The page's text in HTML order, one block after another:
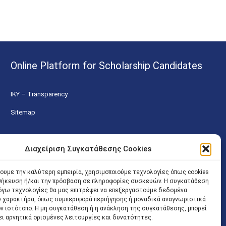
Διαχείριση Συγκατάθεσης Cookies
την καλύτερη εμπειρία, χρησιμοποιούμε τεχνολογίες όπως cookies
ή/και την πρόσβαση σε πληροφορίες συσκευών. Η συγκατάθεση
τεχνολογίες θα μας επιτρέψει να επεξεργαστούμε δεδομένα
όπως συμπεριφορά περιήγησης ή μοναδικά αναγνωριστικά
ιστότοπο. Η μη συγκατάθεση ή η ανάκληση της συγκατάθεσης, μπορεί
αρνητικά ορισμένες λειτουργίες και δυνατότητες.
Online Platform for Scholarship Candidates
IKY – Transparency
Sitemap